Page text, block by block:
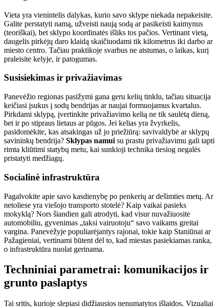
Vieta yra vienintelis dalykas, kurio savo sklype niekada nepakeisite.
Galite perstatyti namą, užveisti naują sodą ar pasikeisti kaimynus
(teoriškai), bet sklypo koordinatės išliks tos pačios. Vertinant vietą,
daugelis pirkėjų daro klaidą skaičiuodami tik kilometrus iki darbo ar
miesto centro. Tačiau praktikoje svarbus ne atstumas, o laikas, kurį
praleisite kelyje, ir patogumas.
Susisiekimas ir privažiavimas
Panevėžio regionas pasižymi gana geru kelių tinklu, tačiau situacija
keičiasi įsukus į sodų bendrijas ar naujai formuojamus kvartalus.
Pirkdami sklypą, įvertinkite privažiavimo kelią ne tik saulėtą dieną,
bet ir po stipraus lietaus ar pūgos. Jei kelias yra žvyrkelis,
pasidomėkite, kas atsakingas už jo priežiūrą: savivaldybė ar sklypų
savininkų bendrija? Sklypas namui su prastu privažiavimu gali tapti
rimta kliūtimi statybų metu, kai sunkioji technika tiesiog negalės
pristatyti medžiagų.
Socialinė infrastruktūra
Pagalvokite apie savo kasdienybę po penkerių ar dešimties metų. Ar
netoliese yra viešojo transporto stotelė? Kaip vaikai pasieks
mokyklą? Nors šiandien gali atrodyti, kad visur nuvažiuosite
automobiliu, gyvenimas „taksi vairuotoju“ savo vaikams greitai
vargina. Panevėžyje populiarėjantys rajonai, tokie kaip Staniūnai ar
Pažagieniai, vertinami būtent dėl to, kad miestas pasiekiamas ranka,
o infrastruktūra nuolat gerinama.
Techniniai parametrai: komunikacijos ir
grunto paslaptys
Tai sritis, kurioje slepiasi didžiausios nenumatytos išlaidos. Vizualiai